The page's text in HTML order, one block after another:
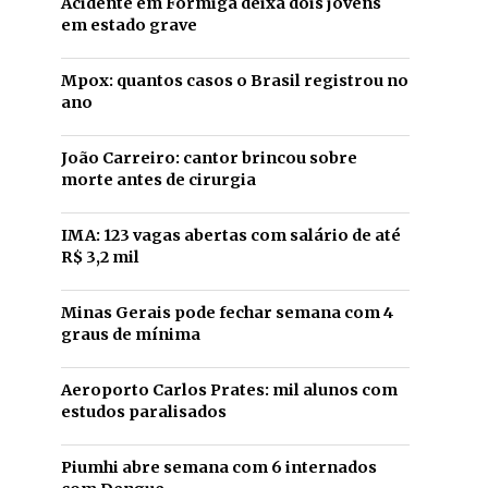
em estado grave
Mpox: quantos casos o Brasil registrou no
ano
João Carreiro: cantor brincou sobre
morte antes de cirurgia
IMA: 123 vagas abertas com salário de até
R$ 3,2 mil
Minas Gerais pode fechar semana com 4
graus de mínima
Aeroporto Carlos Prates: mil alunos com
estudos paralisados
Piumhi abre semana com 6 internados